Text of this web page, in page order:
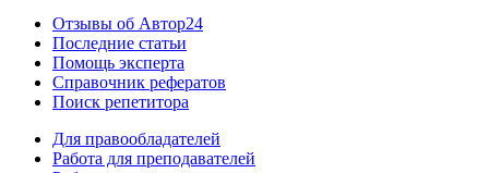
Отзывы об Автор24
Последние статьи
Помощь эксперта
Справочник рефератов
Поиск репетитора
Для правообладателей
Работа для преподавателей